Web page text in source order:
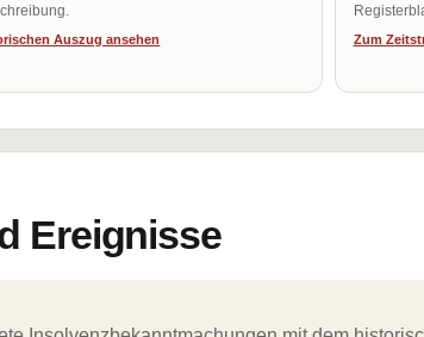
Auszug ansehen Zum
Ereignisse